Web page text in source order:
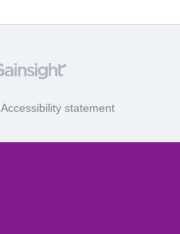
Accessibility statement